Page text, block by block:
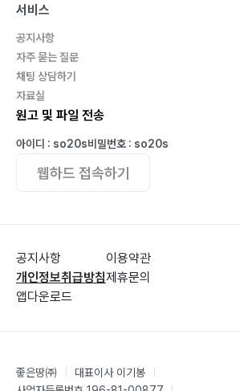
서비스
공지사항
자주 묻는 질문
채팅 상담하기
자료실
원고 및 파일 전송
아이디 : so20s비밀번호 : so20s
웹하드 접속하기
공지사항
개인정보취급방침
앱다운로드
이용약관
제휴문의
좋은땅㈜ 대표이사 이기봉